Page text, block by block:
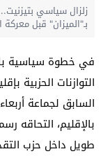
زلزال سياسي
بـ"الميزان" قبل معركة
في خطوة سياسية
التوازنات الحزبية
السابق لجماعة
بالإقليم، التحاقه
طويل داخل حزب